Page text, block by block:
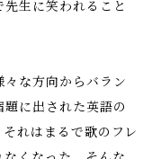
生に笑われること
な方向からバラン
に出された英語の
れはまるで歌のフレ